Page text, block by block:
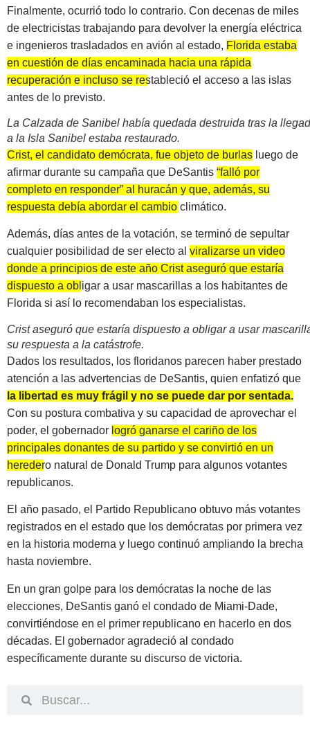
Finalmente, ocurrió todo lo contrario. Con decenas de miles
de electricistas trabajando para devolver la energía eléctrica
e ingenieros trasladados en avión al estado, Florida estaba
en cuestión de días encaminada hacia una rápida
recuperación e incluso se restableció el acceso a las islas
antes de lo previsto.
La Calzada de Sanibel había quedada destruida tras la
a la Isla Sanibel estaba restaurado.
Crist, el candidato demócrata, fue objeto de burlas luego de
afirmar durante su campaña que DeSantis “falló por
completo en responder” al huracán y que, además, su
respuesta debía abordar el cambio climático.
Además, días antes de la votación, se terminó de sepultar
cualquier posibilidad de ser electo al viralizarse un video
donde a principios de este año Crist aseguró que estaría
dispuesto a obligar a usar mascarillas a los habitantes de
Florida si así lo recomendaban los especialistas.
Crist aseguró que estaría dispuesto a obligar a usar
su respuesta a la catástrofe.
Dados los resultados, los floridanos parecen haber prestado
atención a las advertencias de DeSantis, quien enfatizó que
la libertad es muy frágil y no se puede dar por sentada.
Con su postura combativa y su capacidad de aprovechar el
poder, el gobernador logró ganarse el cariño de los
principales donantes de su partido y se convirtió en un
heredero natural de Donald Trump para algunos votantes
republicanos.
El año pasado, el Partido Republicano obtuvo más votantes
registrados en el estado que los demócratas por primera vez
en la historia moderna y luego continuó ampliando la brecha
hasta noviembre.
En un gran golpe para los demócratas la noche de las
elecciones, DeSantis ganó el condado de Miami-Dade,
convirtiéndose en el primer republicano en hacerlo en dos
décadas. El gobernador agradeció al condado
específicamente durante su discurso de victoria.